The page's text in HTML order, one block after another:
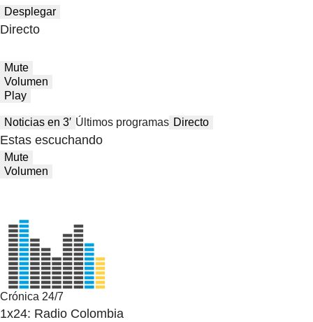
Desplegar
Directo
Mute
Volumen
Play
Noticias en 3′ Últimos programas Directo
Estas escuchando
Mute
Volumen
Crónica 24/7
1x24: Radio Colombia